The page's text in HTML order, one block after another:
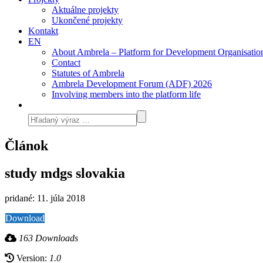
Aktuálne projekty
Ukončené projekty
Kontakt
EN
About Ambrela – Platform for Development
Contact
Statutes of Ambrela
Ambrela Development Forum (ADF) 2026
Involving members into the platform life
Článok
study mdgs slovakia
pridané: 11. júla 2018
Download
163 Downloads
Version: 1.0